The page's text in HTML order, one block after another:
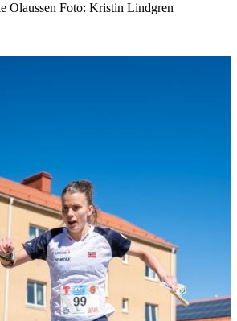
Olaussen Foto: Kristin Lindgren